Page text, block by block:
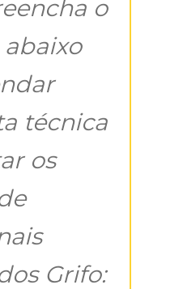
o
técnica
os
Grifo: